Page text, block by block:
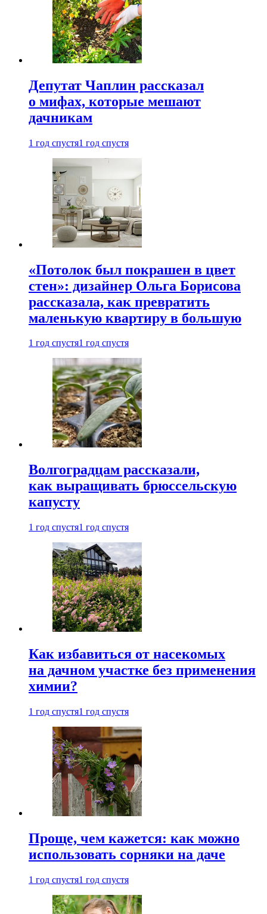
Депутат Чаплин рассказал
о мифах, которые мешают
дачникам
1 год спустя1 год спустя
«Потолок был покрашен в цвет
стен»: дизайнер Ольга Борисова
рассказала, как превратить
маленькую квартиру в большую
1 год спустя1 год спустя
Волгоградцам рассказали,
как выращивать брюссельскую
капусту
1 год спустя1 год спустя
Как избавиться от насекомых
на дачном участке без применения
химии?
1 год спустя1 год спустя
Проще, чем кажется: как можно
использовать сорняки на даче
1 год спустя1 год спустя